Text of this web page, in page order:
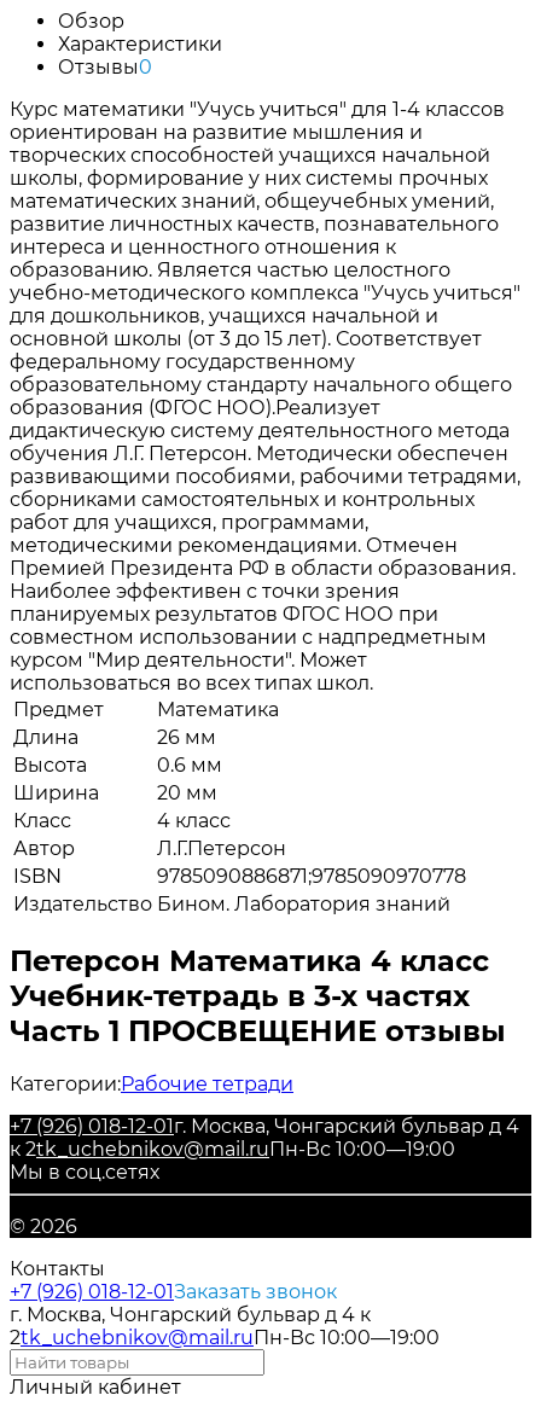
Обзор
Характеристики
Отзывы0
Курс математики "Учусь учиться" для 1-4 классов
ориентирован на развитие мышления и
творческих способностей учащихся начальной
школы, формирование у них системы прочных
математических знаний, общеучебных умений,
развитие личностных качеств, познавательного
интереса и ценностного отношения к
образованию. Является частью целостного
учебно-методического комплекса "Учусь учиться"
для дошкольников, учащихся начальной и
основной школы (от 3 до 15 лет). Соответствует
федеральному государственному
образовательному стандарту начального общего
образования (ФГОС НОО).Реализует
дидактическую систему деятельностного метода
обучения Л.Г. Петерсон. Методически обеспечен
развивающими пособиями, рабочими тетрадями,
сборниками самостоятельных и контрольных
работ для учащихся, программами,
методическими рекомендациями. Отмечен
Премией Президента РФ в области образования.
Наиболее эффективен с точки зрения
планируемых результатов ФГОС НОО при
совместном использовании с надпредметным
курсом "Мир деятельности". Может
использоваться во всех типах школ.
Предмет
Математика
Длина
26 мм
Высота
0.6 мм
Ширина
20 мм
Класс
4 класс
Автор
Л.Г.Петерсон
ISBN
9785090886871;9785090970778
Издательство Бином. Лаборатория знаний
Петерсон Математика 4 класс
Учебник-тетрадь в 3-х частях
Часть 1 ПРОСВЕЩЕНИЕ отзывы
Категории:Рабочие тетради
+7 (926) 018-12-01г. Москва, Чонгарский бульвар д 4
к 2tk_uchebnikov@mail.ruПн-Вс 10:00—19:00
Мы в соц.сетях
© 2026
Контакты
+7 (926) 018-12-01Заказать звонок
г. Москва, Чонгарский бульвар д 4 к
2tk_uchebnikov@mail.ruПн-Вс 10:00—19:00
Личный кабинет